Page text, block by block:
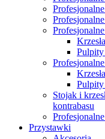
Stojak i
kontrabasu
Przystawki